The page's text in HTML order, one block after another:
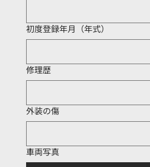
初度登録年月（年式）
修理歴
外装の傷
車両写真